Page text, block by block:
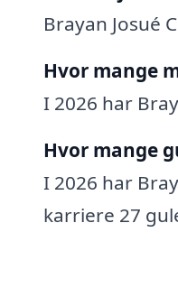
Brayan Josué
Hvor mange
I 2026 har
Hvor mange
I 2026 har
karriere 27